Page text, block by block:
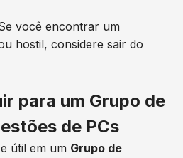
você encontrar um
hostil, considere sair do
para um Grupo de
de PCs
útil em um Grupo de